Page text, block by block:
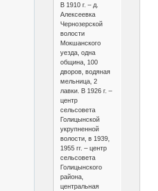
В 1910 г. – д.
Алексеевка
Чернозерской
волости
Мокшанского
уезда, одна
община, 100
дворов, водяная
мельница, 2
лавки. В 1926 г. –
центр
сельсовета
Голицынской
укрупненной
волости, в 1939,
1955 гг. – центр
сельсовета
Голицынского
района,
центральная